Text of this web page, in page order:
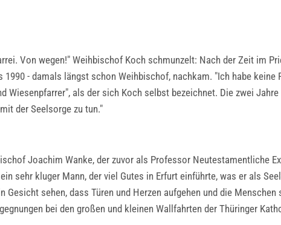
Von wegen!" Weihbischof Koch schmunzelt: Nach der Zeit im
- damals längst schon Weihbischof, nachkam. "Ich habe keine
Wiesenpfarrer", als der sich Koch selbst bezeichnet. Die zwei
der Seelsorge zu tun."
Joachim Wanke, der zuvor als Professor Neutestamentliche
sehr kluger Mann, der viel Gutes in Erfurt einführte, was er als
sehen, dass Türen und Herzen aufgehen und die Menschen
bei den großen und kleinen Wallfahrten der Thüringer